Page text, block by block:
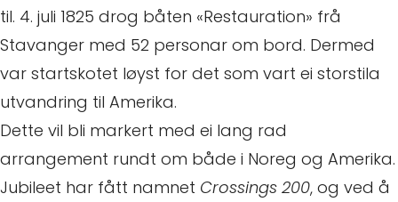
til. 4. juli 1825 drog båten «Restauration» frå
Stavanger med 52 personar om bord. Dermed
var startskotet løyst for det som vart ei storstila
utvandring til Amerika.
Dette vil bli markert med ei lang rad
arrangement rundt om både i Noreg og Amerika.
Jubileet har fått namnet Crossings 200, og ved å